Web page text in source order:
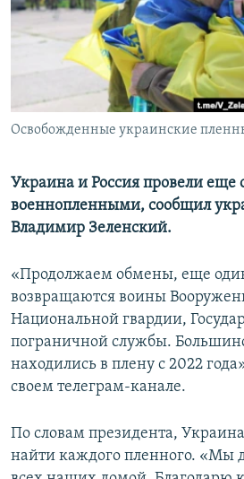
ПОБЕДИТЕЛЕЙ НЕ СУДЯТ?
КРЫМ.НЕПОКОРЕННЫЙ
ELIFBE
УКРАИНСКАЯ ПРОБЛЕМА КРЫМА
ПРИСОЕДИНЯЙТЕСЬ!
Все сайты RFE/RL
Освобожденные украинские
Украина и Россия провели еще
военнопленными, сообщил
Владимир Зеленский.
«Продолжаем обмены, еще
возвращаются воины
Национальной гвардии,
пограничной службы.
находились в плену с 2022
своем телеграм-канале.
По словам президента,
найти каждого пленного. «Мы